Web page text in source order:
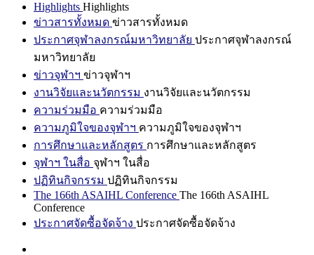
Highlights Highlights
ข่าวสารทั้งหมด ข่าวสารทั้งหมด
ประกาศจุฬาลงกรณ์มหาวิทยาลัย ประกาศจุฬาลงกรณ์
มหาวิทยาลัย
ข่าวจุฬาฯ ข่าวจุฬาฯ
งานวิจัยและนวัตกรรม งานวิจัยและนวัตกรรม
ความร่วมมือ ความร่วมมือ
ความภูมิใจของจุฬาฯ ความภูมิใจของจุฬาฯ
การศึกษาและหลักสูตร การศึกษาและหลักสูตร
จุฬาฯ ในสื่อ จุฬาฯ ในสื่อ
ปฏิทินกิจกรรม ปฏิทินกิจกรรม
The 166th ASAIHL Conference The 166th ASAIHL
Conference
ประกาศจัดซื้อจัดจ้าง ประกาศจัดซื้อจัดจ้าง